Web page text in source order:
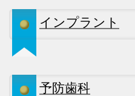
インプラント
予防歯科